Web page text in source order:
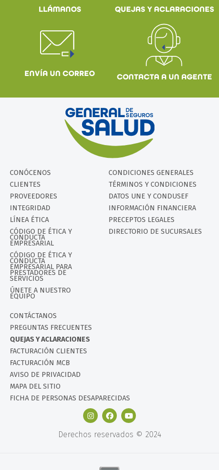
LLÁMANOS QUEJAS Y ACLARACIONES
ENVÍA UN CORREO CONTACTA A UN AGENTE
CONÓCENOS
CLIENTES
PROVEEDORES
INTEGRIDAD
LÍNEA ÉTICA
CÓDIGO DE ÉTICA Y
CONDUCTA
EMPRESARIAL
CÓDIGO DE ÉTICA Y
CONDUCTA
EMPRESARIAL PARA
PRESTADORES DE
SERVICIOS
ÚNETE A NUESTRO
EQUIPO
CONDICIONES GENERALES
TÉRMINOS Y CONDICIONES
DATOS UNE Y CONDUSEF
INFORMACIÓN FINANCIERA
PRECEPTOS LEGALES
DIRECTORIO DE SUCURSALES
CONTÁCTANOS
PREGUNTAS FRECUENTES
QUEJAS Y ACLARACIONES
FACTURACIÓN CLIENTES
FACTURACIÓN MCB
AVISO DE PRIVACIDAD
MAPA DEL SITIO
FICHA DE PERSONAS DESAPARECIDAS
Derechos reservados © 2024